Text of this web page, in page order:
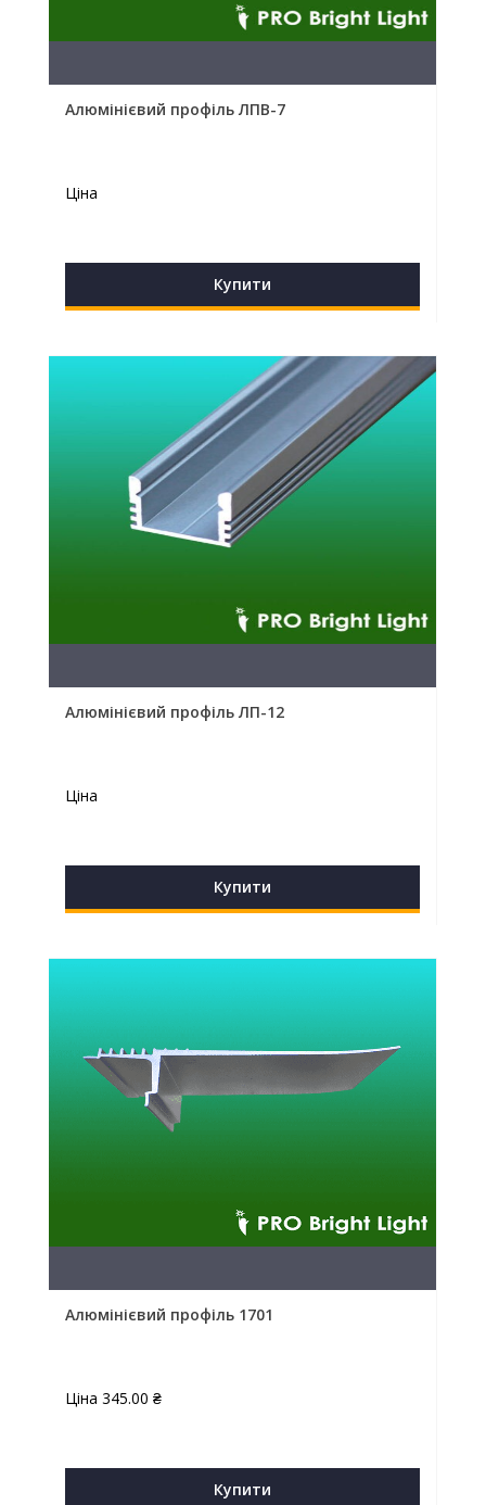
Алюмінієвий профіль ЛПВ-7
Ціна
Купити
Алюмінієвий профіль ЛП-12
Ціна
Купити
Алюмінієвий профіль 1701
Ціна 345.00 ₴
Купити